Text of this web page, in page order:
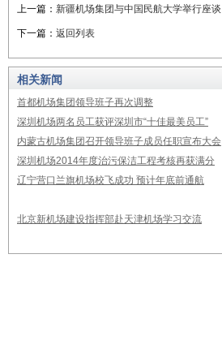
上一篇： 新疆机场集团与中国民航大学举行座谈
下一篇： 返回列表
相关新闻
首都机场集团领导班子再次调整
深圳机场两名员工获评深圳市“十佳最美员工”
内蒙古机场集团召开领导班子成员任职宣布大会
深圳机场2014年度治污保洁工程考核再获满分
辽宁营口兰旗机场校飞成功 预计年底前通航
北京新机场建设指挥部赴天津机场学习交流